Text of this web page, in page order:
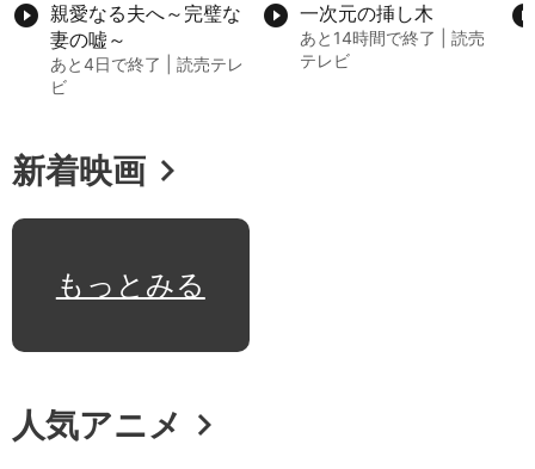
play_circle_filled 親愛なる夫へ～完璧な
妻の嘘～
あと4日で終了 | 読売テレ
ビ
play_circle_filled 一次元の挿し木
あと14時間で終了 | 読売
テレビ
新着映画 chevron_right
もっとみる
人気アニメ chevron_right